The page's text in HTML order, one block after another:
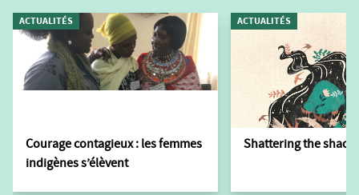
ACTUALITÉS
Courage contagieux : les femmes
indigènes s’élèvent
ACTUALITÉS
Shattering the